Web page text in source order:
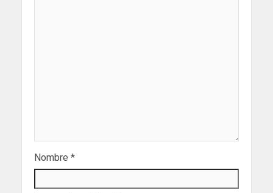
Nombre *